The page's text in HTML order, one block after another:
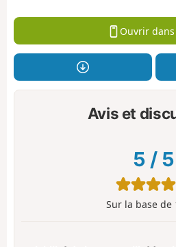
Ouvrir
Avis et
5 / 5
Sur la base de